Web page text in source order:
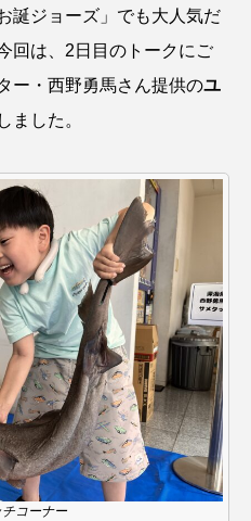
ニシキアナゴ
ニシシマドジョウ
ニセゴイシウツボ
ウカジカ
ヌマムツ
ノコギリダイ
ハゼ ハタタテダイ
ラゲ ハナゴンドウ
ハナビラウオ
誕ジョーズ」でも大人気だ
回は、2日目のトークにご
ー・西野勇馬さん提供のユ
ました。
チコーナー